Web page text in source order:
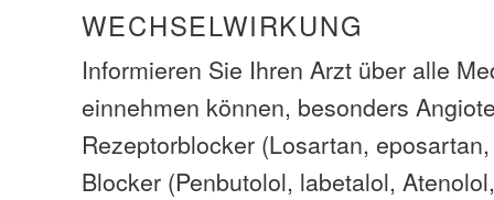
WECHSELWIRKUNG
Informieren Sie Ihren Arzt über alle
einnehmen können, besonders
Rezeptorblocker (Losartan,
Blocker (Penbutolol, labetalol,